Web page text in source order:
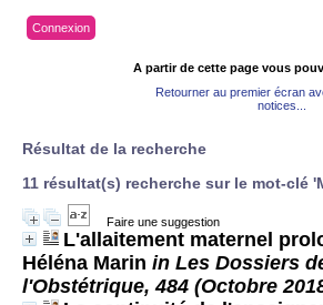
Connexion
A partir de cette page vous
Retourner au premier écran
notices...
Résultat de la recherche
11 résultat(s) recherche sur le mot-clé
Faire une suggestion
L'allaitement maternel
Héléna Marin in Les Dossiers
l'Obstétrique, 484 (Octobre